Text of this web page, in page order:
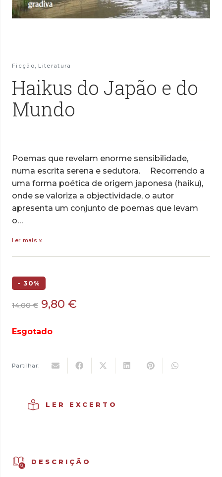
Ficção, Literatura
Haikus do Japão e do
Mundo
Poemas que revelam enorme sensibilidade,
numa escrita serena e sedutora. Recorrendo a
uma forma poética de origem japonesa (haiku),
onde se valoriza a objectividade, o autor
apresenta um conjunto de poemas que levam
o…
Ler mais
- 30%
14,00€ O
original
9,80 €
Esgotado
Partilhar:
LER EXCERTO
DESCRIÇÃO